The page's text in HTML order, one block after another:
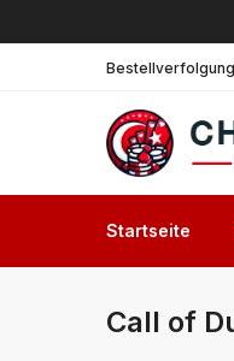
Bestellverfolgung
Startseite
Call of